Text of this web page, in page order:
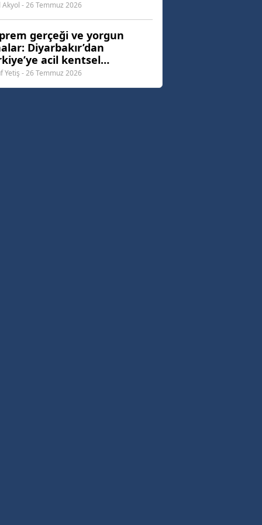
Akyol - 26 Temmuz 2026
gerçeği ve yorgun
Diyarbakır’dan
acil kentsel
çağrısı
Yetiş - 26 Temmuz 2026